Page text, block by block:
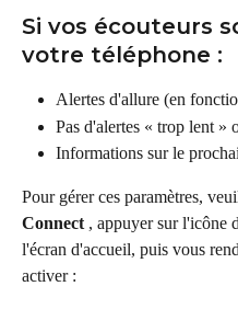
Si vos écouteurs
votre téléphone :
Alertes d'allure (en
Pas d'alertes « trop lent »
Informations sur le
Pour gérer ces paramètres,
Connect , appuyer sur l'icône
l'écran d'accueil, puis vous
activer :